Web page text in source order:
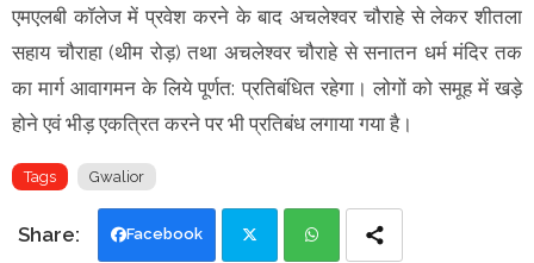
एमएलबी कॉलेज में प्रवेश करने के बाद अचलेश्वर चौराहे से लेकर शीतला
सहाय चौराहा (थीम रोड़) तथा अचलेश्वर चौराहे से सनातन धर्म मंदिर तक
का मार्ग आवागमन के लिये पूर्णत: प्रतिबंधित रहेगा। लोगों को समूह में खड़े
होने एवं भीड़ एकत्रित करने पर भी प्रतिबंध लगाया गया है।
Tags Gwalior
Facebook